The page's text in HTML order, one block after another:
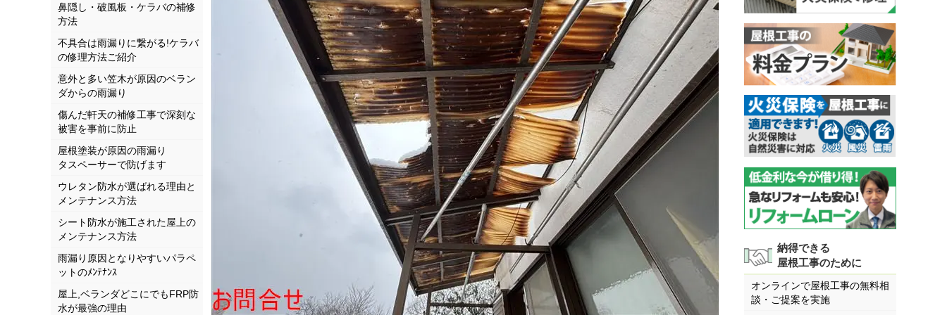
鼻隠し・破風板・ケラバの補修
方法
不具合は雨漏りに繋がる!ケラバ
の修理方法ご紹介
意外と多い笠木が原因のベラン
ダからの雨漏り
傷んだ軒天の補修工事で深刻な
被害を事前に防止
屋根塗装が原因の雨漏り
タスペーサーで防げます
ウレタン防水が選ばれる理由と
メンテナンス方法
シート防水が施工された屋上の
メンテナンス方法
雨漏り原因となりやすいパラペ
ットのﾒﾝﾃﾅﾝｽ
屋上,ベランダどこにでもFRP防
水が最強の理由
納得できる
屋根工事のために
オンラインで屋根工事の無料相
談・ご提案を実施